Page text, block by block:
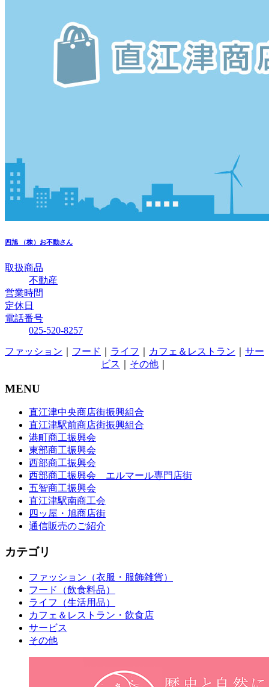
四旭 （株）お不動さん
取扱商品
不動産
営業時間
定休日
電話番号
025-520-8257
ファッション フード ライフ カフェ＆レストラン
サー
ビス
その他
MENU
直江津中央商店街振興組合
直江津駅前商店街振興組合
港町商工振興会
東部商工振興会
西部商工振興会
西部商工振興会 エルマール専門店街
五智商工振興会
直江津駅南商工会
四ッ屋・旭商店街
通信販売のご紹介
カテゴリ
ファッション（衣服・服飾雑貨）
フード（飲食料品）
ライフ（生活用品）
カフェ＆レストラン・飲食店
サービス
その他